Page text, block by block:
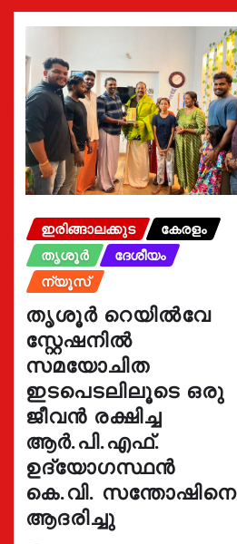
ഇരിങ്ങാലക്കുട
കേരളം
തൃശൂർ
ദേശീയം
ന്യൂസ്
തൃശൂർ റെയിൽവേ
സ്റ്റേഷനിൽ
സമയോചിത
ഇടപെടലിലൂടെ ഒരു
ജീവൻ രക്ഷിച്ച
ആർ.പി.എഫ്.
ഉദ്യോഗസ്ഥൻ
കെ.വി. സന്തോഷിനെ
ആദരിച്ചു